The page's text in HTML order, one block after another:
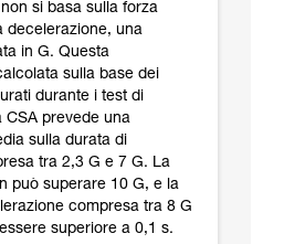
si basa sulla forza
decelerazione, una
in G. Questa
sulla base dei
durante i test di
CSA prevede una
sulla durata di
tra 2,3 G e 7 G. La
può superare 10 G, e la
compresa tra 8 G
superiore a 0,1 s.